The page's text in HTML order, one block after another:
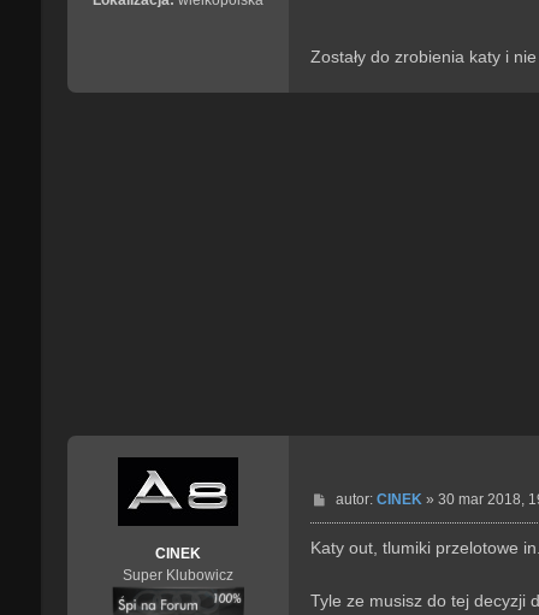
Zostały do zrobienia katy i
CINEK
Super Klubowicz
P
o
s
autor: CINEK» 30 mar 2018,
Katy out, tlumiki przelotowe
Tyle ze musisz do tej decyzji